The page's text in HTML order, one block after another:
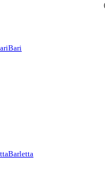
Bari
Barletta